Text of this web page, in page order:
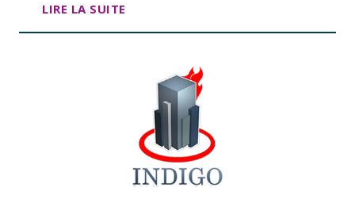
LIRE LA SUITE